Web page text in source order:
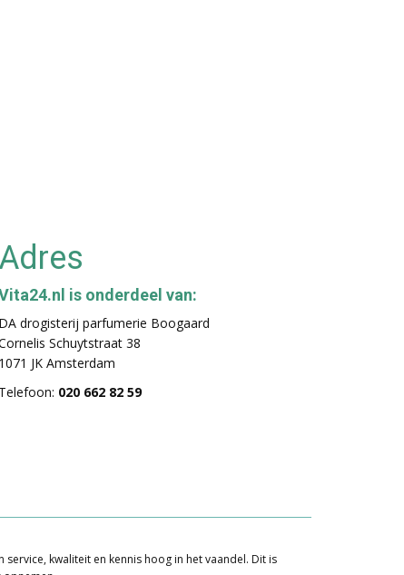
Adres
is onderdeel van:
DA drogisterij parfumerie Boogaard
Schuytstraat 38
1071 JK Amsterdam
Telefoon: 020 662 82 59
kwaliteit en kennis hoog in het vaandel. Dit is